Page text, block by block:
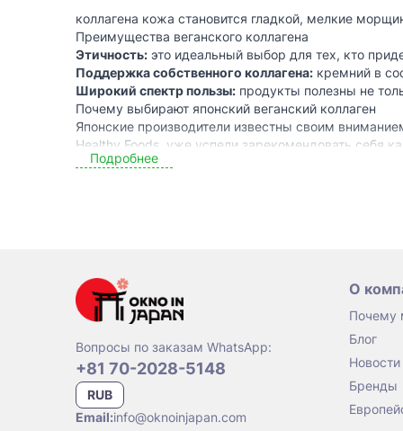
коллагена кожа становится гладкой, мелкие
Преимущества веганского коллагена
Этичность: это идеальный выбор для тех, кто
Поддержка собственного коллагена: кремний в
Широкий спектр пользы: продукты полезны не
Почему выбирают японский веганский коллаген
Японские производители известны своим
Healthy Foods, уже успели зарекомендовать себя
Концентрированный раствор кремния Esthe Pro Labo
Совмещать с витамином С, который усиливает
Кому подходит веганский коллаген
Тем, кто придерживается веганства или
Людям, желающим поддерживать здоровье кожи,
Для профилактики возрастных изменений,
Как выбрать лучший коллаген для веганов
Среди множества продуктов на рынке важно
качество и безопасность. Мы предлагаем широкий
Подробнее
Вопросы по заказам WhatsApp:
+81 70-2028-5148
RUB
Email:info@oknoinjapan.com
О
Почему
Блог
Новости
Бренды